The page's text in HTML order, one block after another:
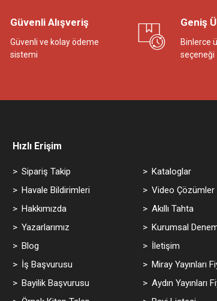
Güvenli Alışveriş
Güvenli ve kolay ödeme
sistemi
Geniş
Binlerce
seçeneği
Hızlı Erişim
Sipariş Takip
Havale Bildirimleri
Hakkımızda
Yazarlarımız
Blog
İş Başvurusu
Bayilik Başvurusu
Kataloglar
Video Çözümler
Akıllı Tahta
Kurumsal
İletişim
Miray Yayınları
Aydın Yayınları